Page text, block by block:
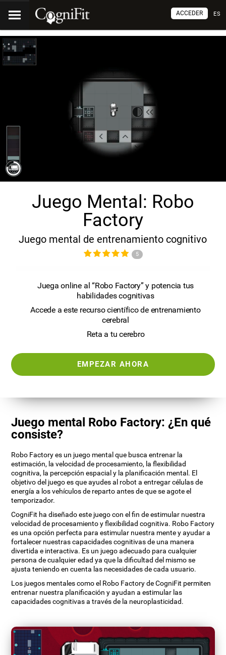
ES
ACCEDER
Juego Mental: Robo
Factory
Juego mental de entrenamiento cognitivo
5
Juega online al “Robo Factory” y potencia tus
habilidades cognitivas
Accede a este recurso científico de entrenamiento
cerebral
Reta a tu cerebro
EMPEZAR AHORA
Juego mental Robo Factory: ¿En qué
consiste?
Robo Factory es un juego mental que busca entrenar la
estimación, la velocidad de procesamiento, la flexibilidad
cognitiva, la percepción espacial y la planificación mental. El
objetivo del juego es que ayudes al robot a entregar células de
energía a los vehículos de reparto antes de que se agote el
temporizador.
CogniFit ha diseñado este juego con el fin de estimular nuestra
velocidad de procesamiento y flexibilidad cognitiva. Robo Factory
es una opción perfecta para estimular nuestra mente y ayudar a
fortalecer nuestras capacidades cognitivas de una manera
divertida e interactiva. Es un juego adecuado para cualquier
persona de cualquier edad ya que la dificultad del mismo se
ajusta teniendo en cuenta las necesidades de cada usuario.
Los juegos mentales como el Robo Factory de CogniFit permiten
entrenar nuestra planificación y ayudan a estimular las
capacidades cognitivas a través de la neuroplasticidad.